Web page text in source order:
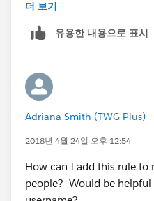
"UserC@your.org", 1,
0) = 1
)
더 보기
유용한 내용으로 표시
Adriana Smith (TWG Plus)
2018년 4월 24일 오후 12:54
How can I add this rule to
people? Would be